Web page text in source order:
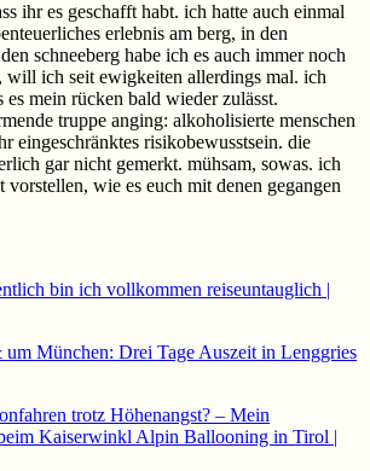
ihr es geschafft habt. ich hatte auch einmal
erlebnis am berg, in den
schneeberg habe ich es auch immer noch
will ich seit ewigkeiten allerdings mal. ich
es mein rücken bald wieder zulässt.
truppe anging: alkoholisierte menschen
eingeschränktes risikobewusstsein. die
gar nicht gemerkt. mühsam, sowas. ich
vorstellen, wie es euch mit denen gegangen
bin ich vollkommen reiseuntauglich |
München: Drei Tage Auszeit in Lenggries
trotz Höhenangst? – Mein
Kaiserwinkl Alpin Ballooning in Tirol |